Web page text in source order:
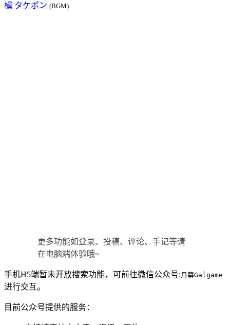
槇 タケポン (BGM)
更多功能如登录、投稿、评论、手记等请
在电脑端体验哦~
手机H5端暂未开放搜索功能，可前往微信公众号: 月幕Galgame
进行交互。
目前公众号提供的服务：